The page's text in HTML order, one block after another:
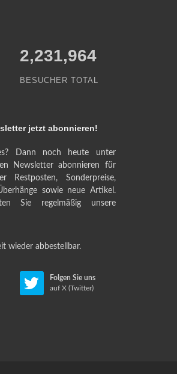
2,231,964
BESUCHER TOTAL
jetzt abonnieren!
Dann noch heute unter
Newsletter abonnieren für
Restposten, Sonderpreise,
sowie neue Artikel.
Sie regelmäßig unsere
wieder abbestellbar.
Folgen Sie uns
auf X (Twitter)